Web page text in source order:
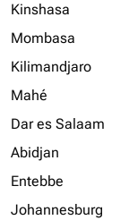
Kinshasa
Mombasa
Kilimandjaro
Mahé
Dar es Salaam
Abidjan
Entebbe
Johannesburg